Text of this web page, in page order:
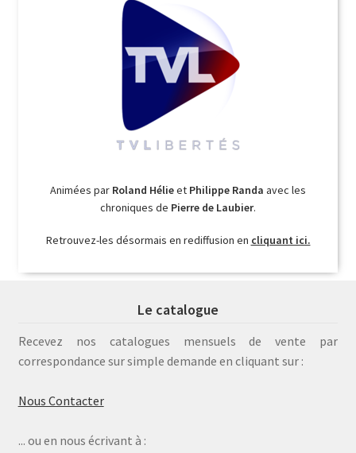
Animées par Roland Hélieet Philippe Randa avec les
chroniques de Pierre de Laubier.
Retrouvez-les désormais en rediffusion en cliquant ici.
Le catalogue
Recevez nos catalogues mensuels de vente par
correspondance sur simple demande en cliquant sur :
Nous Contacter
... ou en nous écrivant à :